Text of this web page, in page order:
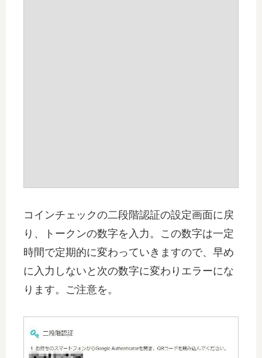
コインチェックの二段階認証の設定画面に戻
り、トークンの数字を入力。この数字は一定
時間で定期的に変わっていきますので、早め
に入力しないと次の数字に変わりエラーにな
ります。ご注意を。